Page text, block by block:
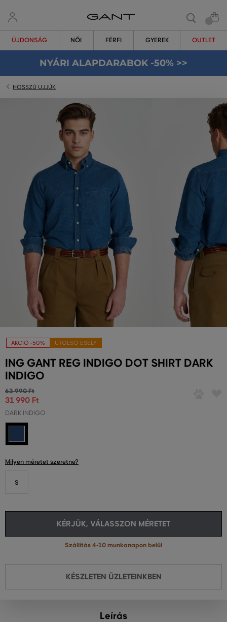
ÚJDONSÁG NŐI FÉRFI GYEREK OUTLET
NYÁRI ALAPDARABOK -50% >>
HOSSZÚ UJJÚK
AKCIÓ -50% UTOLSÓ ESÉLY
ING GANT REG INDIGO DOT SHIRT DARK
INDIGO
63 990 Ft
31 990 Ft
DARK INDIGO
Milyen méretet szeretne?
S
KÉRJÜK, VÁLASSZON MÉRETET
Szállítás 4-10 munkanapon belül
KÉSZLETEN ÜZLETEINKBEN
Leírás